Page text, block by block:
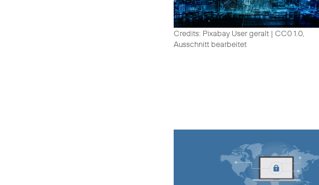
Credits: Pixabay User geralt | CC0 1.0,
Ausschnitt bearbeitet